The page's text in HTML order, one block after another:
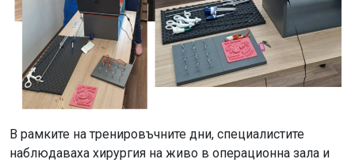
В рамките на тренировъчните дни, специалистите
наблюдаваха хирургия на живо в операционна зала и